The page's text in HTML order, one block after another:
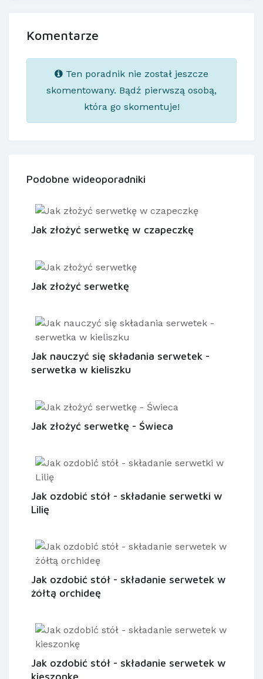
Komentarze
Ten poradnik nie został jeszcze
skomentowany. Bądź pierwszą osobą,
która go skomentuje!
Podobne wideoporadniki
Jak złożyć serwetkę w czapeczkę
Jak złożyć serwetkę
Jak nauczyć się składania serwetek -
serwetka w kieliszku
Jak złożyć serwetkę - Świeca
Jak ozdobić stół - składanie serwetki w
Lilię
Jak ozdobić stół - składanie serwetek w
żółtą orchideę
Jak ozdobić stół - składanie serwetek w
kieszonkę